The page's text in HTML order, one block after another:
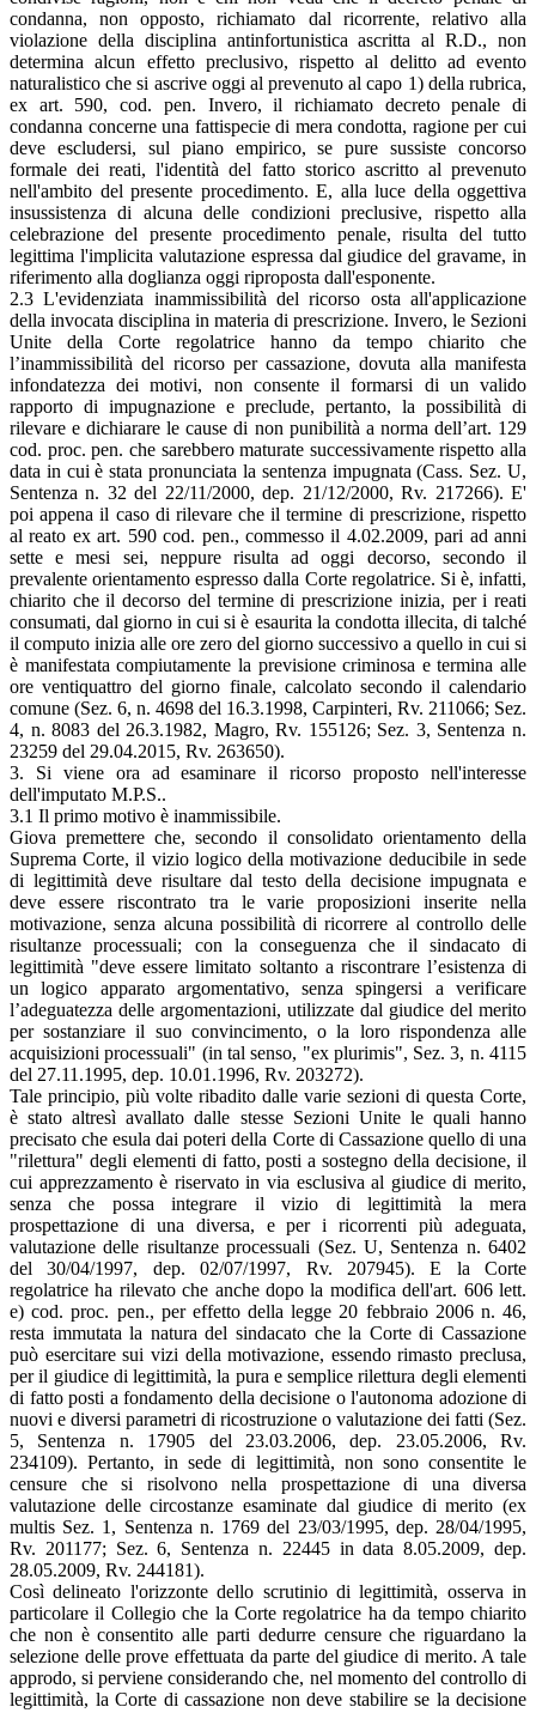
condanna, non opposto, richiamato dal ricorrente, relativo alla
violazione della disciplina antinfortunistica ascritta al R.D., non
determina alcun effetto preclusivo, rispetto al delitto ad evento
naturalistico che si ascrive oggi al prevenuto al capo 1) della rubrica,
ex art. 590, cod. pen. Invero, il richiamato decreto penale di
condanna concerne una fattispecie di mera condotta, ragione per cui
deve escludersi, sul piano empirico, se pure sussiste concorso
formale dei reati, l'identità del fatto storico ascritto al prevenuto
nell'ambito del presente procedimento. E, alla luce della oggettiva
insussistenza di alcuna delle condizioni preclusive, rispetto alla
celebrazione del presente procedimento penale, risulta del tutto
legittima l'implicita valutazione espressa dal giudice del gravame, in
riferimento alla doglianza oggi riproposta dall'esponente.
2.3 L'evidenziata inammissibilità del ricorso osta all'applicazione
della invocata disciplina in materia di prescrizione. Invero, le Sezioni
Unite della Corte regolatrice hanno da tempo chiarito che
l’inammissibilità del ricorso per cassazione, dovuta alla manifesta
infondatezza dei motivi, non consente il formarsi di un valido
rapporto di impugnazione e preclude, pertanto, la possibilità di
rilevare e dichiarare le cause di non punibilità a norma dell’art. 129
cod. proc. pen. che sarebbero maturate successivamente rispetto alla
data in cui è stata pronunciata la sentenza impugnata (Cass. Sez. U,
Sentenza n. 32 del 22/11/2000, dep. 21/12/2000, Rv. 217266). E'
poi appena il caso di rilevare che il termine di prescrizione, rispetto
al reato ex art. 590 cod. pen., commesso il 4.02.2009, pari ad anni
sette e mesi sei, neppure risulta ad oggi decorso, secondo il
prevalente orientamento espresso dalla Corte regolatrice. Si è, infatti,
chiarito che il decorso del termine di prescrizione inizia, per i reati
consumati, dal giorno in cui si è esaurita la condotta illecita, di talché
il computo inizia alle ore zero del giorno successivo a quello in cui si
è manifestata compiutamente la previsione criminosa e termina alle
ore ventiquattro del giorno finale, calcolato secondo il calendario
comune (Sez. 6, n. 4698 del 16.3.1998, Carpinteri, Rv. 211066; Sez.
4, n. 8083 del 26.3.1982, Magro, Rv. 155126; Sez. 3, Sentenza n.
23259 del 29.04.2015, Rv. 263650).
3. Si viene ora ad esaminare il ricorso proposto nell'interesse
dell'imputato M.P.S..
3.1 Il primo motivo è inammissibile.
Giova premettere che, secondo il consolidato orientamento della
Suprema Corte, il vizio logico della motivazione deducibile in sede
di legittimità deve risultare dal testo della decisione impugnata e
deve essere riscontrato tra le varie proposizioni inserite nella
motivazione, senza alcuna possibilità di ricorrere al controllo delle
risultanze processuali; con la conseguenza che il sindacato di
legittimità "deve essere limitato soltanto a riscontrare l’esistenza di
un logico apparato argomentativo, senza spingersi a verificare
l’adeguatezza delle argomentazioni, utilizzate dal giudice del merito
per sostanziare il suo convincimento, o la loro rispondenza alle
acquisizioni processuali" (in tal senso, "ex plurimis", Sez. 3, n. 4115
del 27.11.1995, dep. 10.01.1996, Rv. 203272).
Tale principio, più volte ribadito dalle varie sezioni di questa Corte,
è stato altresì avallato dalle stesse Sezioni Unite le quali hanno
precisato che esula dai poteri della Corte di Cassazione quello di una
"rilettura" degli elementi di fatto, posti a sostegno della decisione, il
cui apprezzamento è riservato in via esclusiva al giudice di merito,
senza che possa integrare il vizio di legittimità la mera
prospettazione di una diversa, e per i ricorrenti più adeguata,
valutazione delle risultanze processuali (Sez. U, Sentenza n. 6402
del 30/04/1997, dep. 02/07/1997, Rv. 207945). E la Corte
regolatrice ha rilevato che anche dopo la modifica dell'art. 606 lett.
e) cod. proc. pen., per effetto della legge 20 febbraio 2006 n. 46,
resta immutata la natura del sindacato che la Corte di Cassazione
può esercitare sui vizi della motivazione, essendo rimasto preclusa,
per il giudice di legittimità, la pura e semplice rilettura degli elementi
di fatto posti a fondamento della decisione o l'autonoma adozione di
nuovi e diversi parametri di ricostruzione o valutazione dei fatti (Sez.
5, Sentenza n. 17905 del 23.03.2006, dep. 23.05.2006, Rv.
234109). Pertanto, in sede di legittimità, non sono consentite le
censure che si risolvono nella prospettazione di una diversa
valutazione delle circostanze esaminate dal giudice di merito (ex
multis Sez. 1, Sentenza n. 1769 del 23/03/1995, dep. 28/04/1995,
Rv. 201177; Sez. 6, Sentenza n. 22445 in data 8.05.2009, dep.
28.05.2009, Rv. 244181).
Così delineato l'orizzonte dello scrutinio di legittimità, osserva in
particolare il Collegio che la Corte regolatrice ha da tempo chiarito
che non è consentito alle parti dedurre censure che riguardano la
selezione delle prove effettuata da parte del giudice di merito. A tale
approdo, si perviene considerando che, nel momento del controllo di
legittimità, la Corte di cassazione non deve stabilire se la decisione